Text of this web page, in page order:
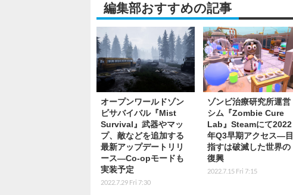
編集部おすすめの記事
オープンワールドゾン
ビサバイバル『Mist
Survival』武器やマッ
プ、敵などを追加する
最新アップデートリリ
ース―Co-opモードも
実装予定
2022.7.29 Fri 7:30
ゾンビ治療研究所運営
シム『Zombie Cure
Lab』Steamにて2022
年Q3早期アクセス―目
指すは破滅した世界の
復興
2022.7.15 Fri 7:15